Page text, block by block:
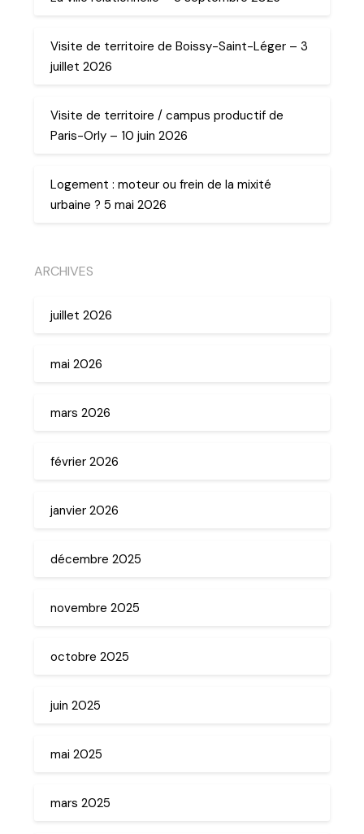
Visite de territoire de Boissy-Saint-Léger – 3
juillet 2026
Visite de territoire / campus productif de
Paris-Orly – 10 juin 2026
Logement : moteur ou frein de la mixité
urbaine ? 5 mai 2026
ARCHIVES
juillet 2026
mai 2026
mars 2026
février 2026
janvier 2026
décembre 2025
novembre 2025
octobre 2025
juin 2025
mai 2025
mars 2025